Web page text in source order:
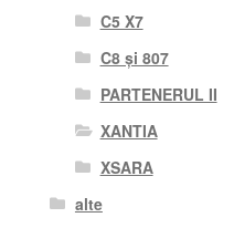
C5 X7
C8 și 807
PARTENERUL II
XANTIA
XSARA
alte